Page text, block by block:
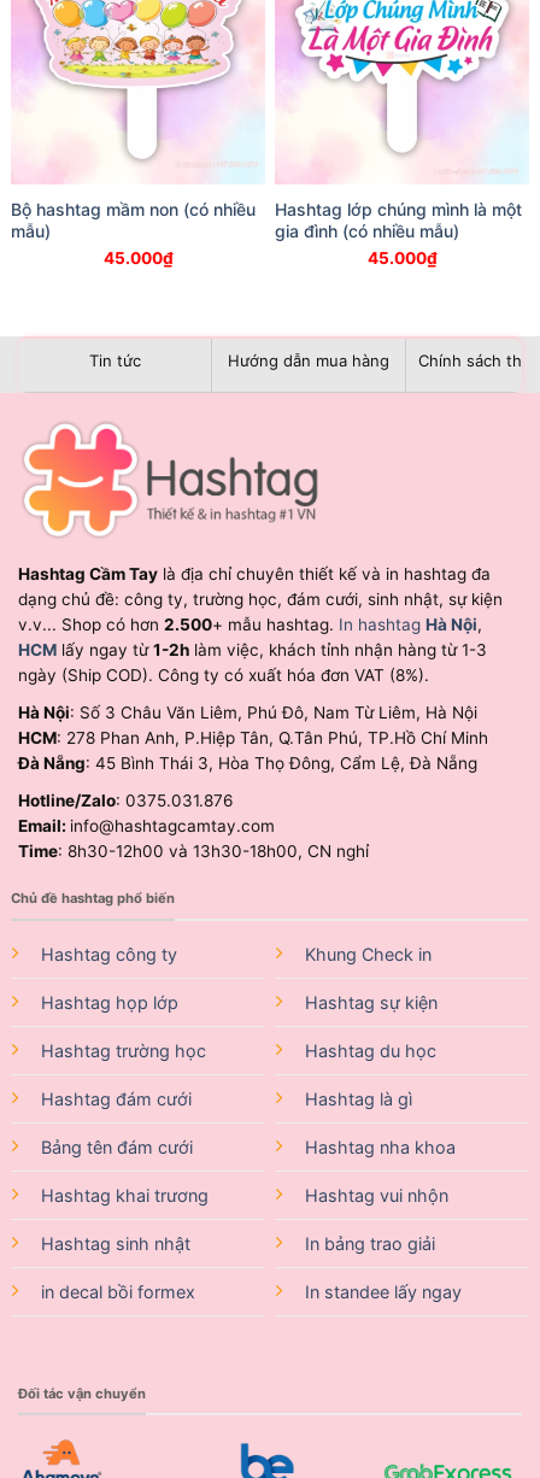
Bộ hashtag mầm non (có nhiều
mẫu)
45.000₫
Hashtag lớp chúng mình là một
gia đình (có nhiều mẫu)
45.000₫
Tin tức Hướng dẫn mua hàng Chính sách
Hashtag Cầm Tay là địa chỉ chuyên thiết kế và in hashtag đa
dạng chủ đề: công ty, trường học, đám cưới, sinh nhật, sự kiện
v.v... Shop có hơn 2.500+ mẫu hashtag. In hashtag Hà Nội,
HCM lấy ngay từ1-2h làm việc, khách tỉnh nhận hàng từ 1-3
ngày (Ship COD). Công ty có xuất hóa đơn VAT (8%).
Hà Nội: Số 3 Châu Văn Liêm, Phú Đô, Nam Từ Liêm, Hà Nội
HCM: 278 Phan Anh, P.Hiệp Tân, Q.Tân Phú, TP.Hồ Chí Minh
Đà Nẵng: 45 Bình Thái 3, Hòa Thọ Đông, Cẩm Lệ, Đà Nẵng
Hotline/Zalo: 0375.031.876
Email: info@hashtagcamtay.com
Time: 8h30-12h00 và 13h30-18h00, CN nghỉ
Chủ đề hashtag phổ biến
Hashtag công ty
Hashtag họp lớp
Hashtag trường học
Hashtag đám cưới
Bảng tên đám cưới
Hashtag khai trương
Hashtag sinh nhật
in decal bồi formex
Khung Check in
Hashtag sự kiện
Hashtag du học
Hashtag là gì
Hashtag nha khoa
Hashtag vui nhộn
In bảng trao giải
In standee lấy ngay
Đối tác vận chuyển